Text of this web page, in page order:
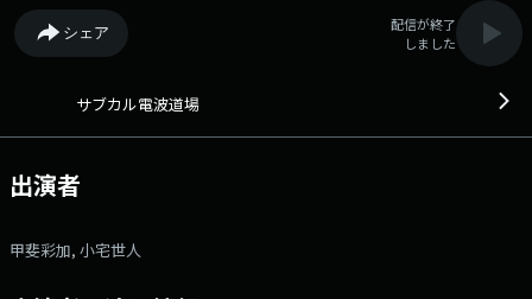
それぞれの制作物に正面から向き合い、表現活動の深層に迫ります。 所
謂「サブカル」入門者な二人が、QRの電波上に出現するサイバー道場
で、ディープな背負い投げを食らいながら成長します！！ セカイに散ら
結節点となるような場を発現させます。 文化放送公式X（旧
「https://www.facebook.com/1134joqr」 文化放送公式LINEは
「@joqr_916」
シェア
配信が終了
しました
サブカル電波道場
出演者
甲斐彩加, 小宅世人